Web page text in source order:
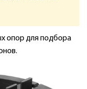
опор для подбора